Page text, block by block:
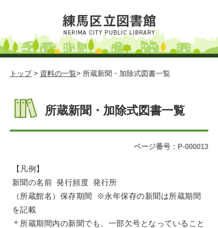
トップ> 資料の一覧> 所蔵新聞・加除式図書一覧
所蔵新聞・加除式図書一覧
ページ番号：P-000013
【凡例】
新聞の名前 発行頻度 発行所
（所蔵館名）保存期間 ※永年保存の新聞は所蔵期間
を記載
＊所蔵期間内の新聞でも、一部欠号となっていること